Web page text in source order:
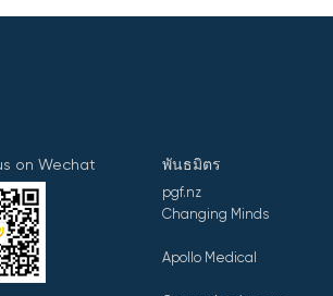
on Wechat พันธมิตร
pgf.nz
Changing Minds
Apollo Medical